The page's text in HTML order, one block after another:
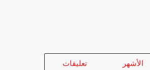
الأشهر تعليقات